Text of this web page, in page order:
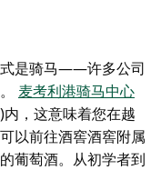
式是骑马——许多公司
麦考利港骑马中心
，这意味着您在越
以前往酒窖酒窖附属
葡萄酒。从初学者到